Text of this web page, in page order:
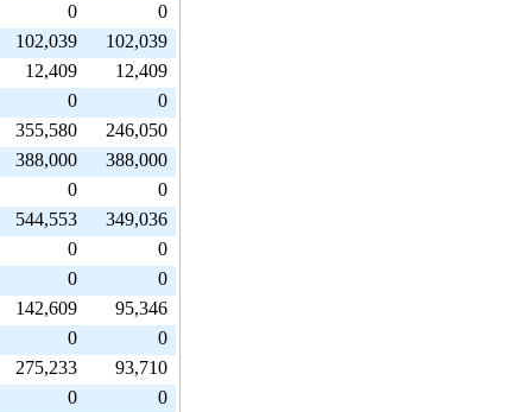
0
0
102,039
102,039
12,409
12,409
0
0
355,580
246,050
388,000
388,000
0
0
544,553
349,036
0
0
0
0
142,609
95,346
0
0
275,233
93,710
0
0